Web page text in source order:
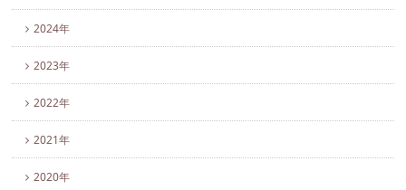
2024年
2023年
2022年
2021年
2020年